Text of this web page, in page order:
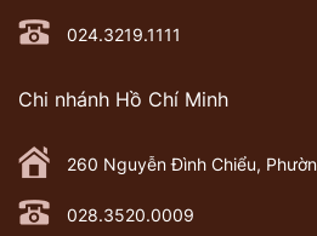
024.3219.1111
Chi nhánh Hồ Chí Minh
260 Nguyễn Đình Chiểu,
028.3520.0009